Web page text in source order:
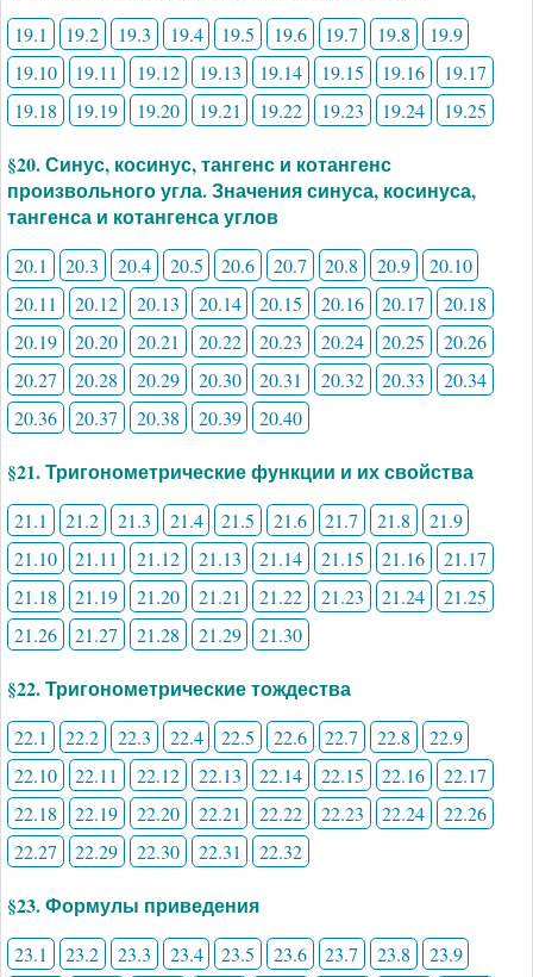
19.1 19.2 19.3 19.4 19.5 19.6 19.7 19.8
19.9
19.10
19.11 19.12 19.13 19.14 19.15 19.16
19.17
19.18
19.19 19.20 19.21 19.22 19.23 19.24 19.25
§20. Синус, косинус, тангенс и котангенс
произвольного угла. Значения синуса, косинуса,
тангенса и котангенса углов
20.1 20.3 20.4 20.5 20.6 20.7 20.8 20.9
20.10
20.11
20.12 20.13 20.14 20.15 20.16 20.17
20.18
20.19
20.20 20.21 20.22 20.23 20.24 20.25
20.26
20.27
20.28 20.29 20.30 20.31 20.32 20.33
20.34
20.36
20.37 20.38 20.39 20.40
§21. Тригонометрические функции и их свойства
21.1 21.2 21.3 21.4 21.5 21.6 21.7 21.8
21.9
21.10
21.11 21.12 21.13 21.14 21.15 21.16
21.17
21.18
21.19 21.20 21.21 21.22 21.23 21.24
21.25
21.26
21.27 21.28 21.29 21.30
§22. Тригонометрические тождества
22.1 22.2 22.3 22.4 22.5 22.6 22.7 22.8
22.9
22.10
22.11 22.12 22.13 22.14 22.15 22.16
22.17
22.18
22.19 22.20 22.21 22.22 22.23 22.24
22.26
22.27
22.29 22.30 22.31 22.32
§23. Формулы приведения
23.1 23.2 23.3 23.4 23.5 23.6 23.7 23.8
23.9